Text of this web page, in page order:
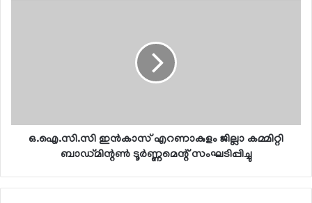
ഒ.ഐ.സി.സി ഇന്‍കാസ് എറണാകുളം ജില്ലാ കമ്മിറ്റി
ബാഡ്മിന്റണ്‍ ടൂര്‍ണ്ണമെന്റ് സംഘടിപ്പിച്ചു